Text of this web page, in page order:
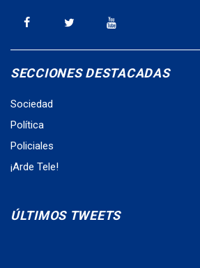
SECCIONES DESTACADAS
Sociedad
Política
Policiales
¡Arde Tele!
ÚLTIMOS TWEETS